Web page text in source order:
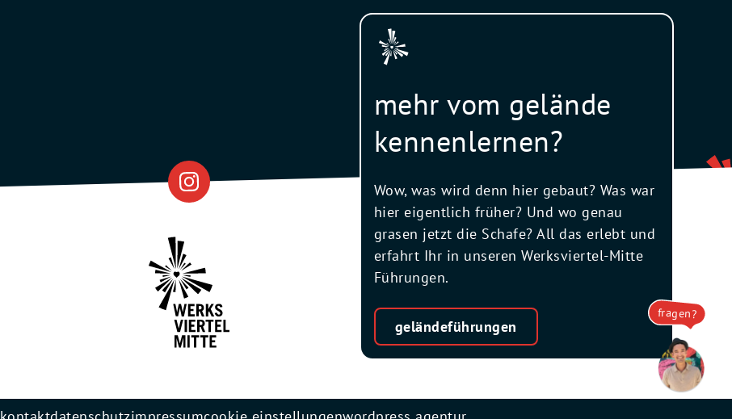
fragen?
mehr vom gelände
kennenlernen?
Wow, was wird denn hier gebaut? Was war
hier eigentlich früher? Und wo genau
grasen jetzt die Schafe? All das erlebt und
erfahrt Ihr in unseren Werksviertel-Mitte
Führungen.
geländeführungen